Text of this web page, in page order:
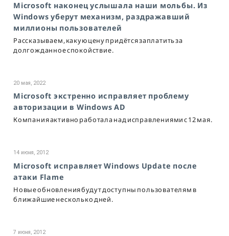
Microsoft наконец услышала наши мольбы. Из
Windows уберут механизм, раздражавший
миллионы пользователей
Рассказываем, какую цену придётся заплатить за
долгожданное спокойствие.
20 мая, 2022
Microsoft экстренно исправляет проблему
авторизации в Windows AD
Компания активно работала над исправлениями с 12 мая.
14 июня, 2012
Microsoft исправляет Windows Update после
атаки Flame
Новые обновления будут доступны пользователям в
ближайшие несколько дней.
7 июня, 2012